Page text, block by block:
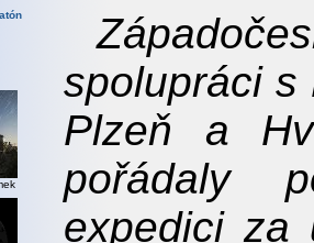
spolupráci s
Plzeň a
pořádaly
expedici za